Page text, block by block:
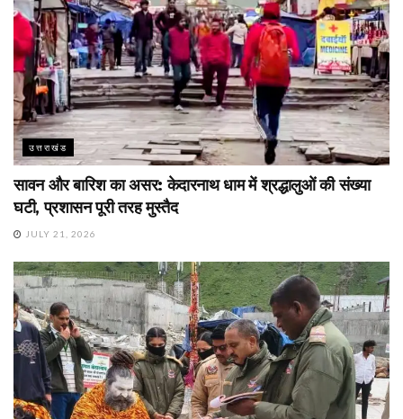
उत्तराखंड
सावन और बारिश का असर: केदारनाथ धाम में श्रद्धालुओं की संख्या
घटी, प्रशासन पूरी तरह मुस्तैद
JULY 21, 2026